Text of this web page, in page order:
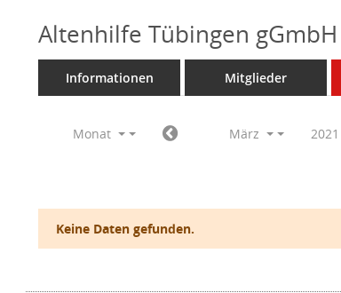
Altenhilfe Tübingen
Informationen Mitglieder
Monat März 2021
Keine Daten gefunden.